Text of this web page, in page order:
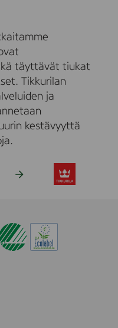
täyttävät tiukat
Tikkurilan
ja
kestävyyttä